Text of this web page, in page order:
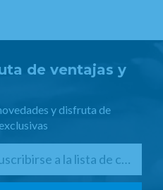
de ventajas y
y disfruta de